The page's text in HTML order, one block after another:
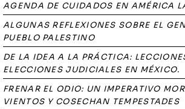
AGENDA DE CUIDADOS EN AMÉRICA
ALGUNAS REFLEXIONES SOBRE EL
PUEBLO PALESTINO
DE LA IDEA A LA PRÁCTICA:
ELECCIONES JUDICIALES EN MÉXICO.
FRENAR EL ODIO: UN IMPERATIVO
VIENTOS Y COSECHAN TEMPESTADES